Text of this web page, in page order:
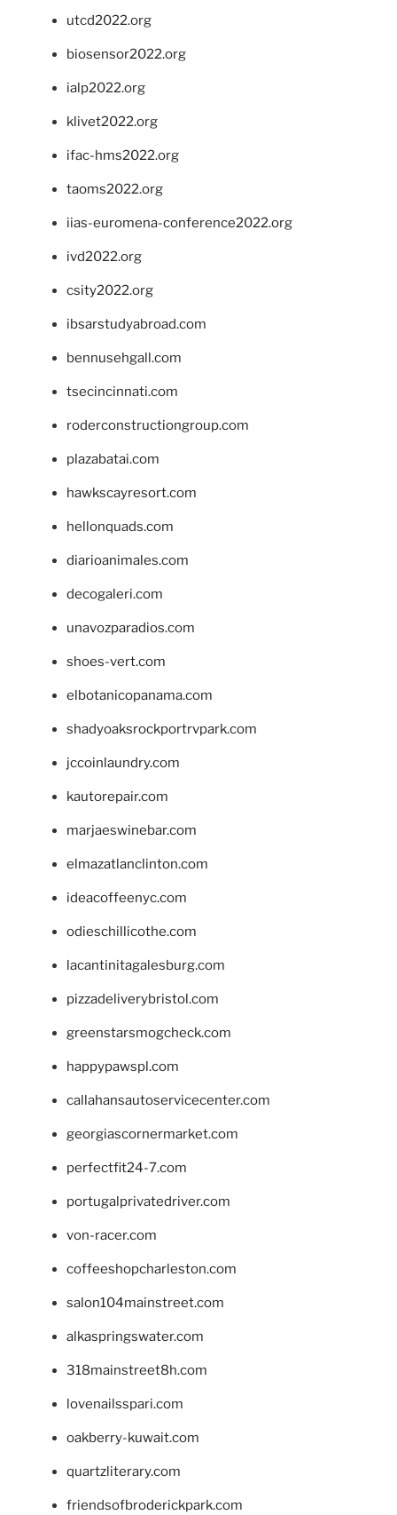
utcd2022.org
biosensor2022.org
ialp2022.org
klivet2022.org
ifac-hms2022.org
taoms2022.org
iias-euromena-conference2022.org
ivd2022.org
csity2022.org
ibsarstudyabroad.com
bennusehgall.com
tsecincinnati.com
roderconstructiongroup.com
plazabatai.com
hawkscayresort.com
hellonquads.com
diarioanimales.com
decogaleri.com
unavozparadios.com
shoes-vert.com
elbotanicopanama.com
shadyoaksrockportrvpark.com
jccoinlaundry.com
kautorepair.com
marjaeswinebar.com
elmazatlanclinton.com
ideacoffeenyc.com
odieschillicothe.com
lacantinitagalesburg.com
pizzadeliverybristol.com
greenstarsmogcheck.com
happypawspl.com
callahansautoservicecenter.com
georgiascornermarket.com
perfectfit24-7.com
portugalprivatedriver.com
von-racer.com
coffeeshopcharleston.com
salon104mainstreet.com
alkaspringswater.com
318mainstreet8h.com
lovenailsspari.com
oakberry-kuwait.com
quartzliterary.com
friendsofbroderickpark.com